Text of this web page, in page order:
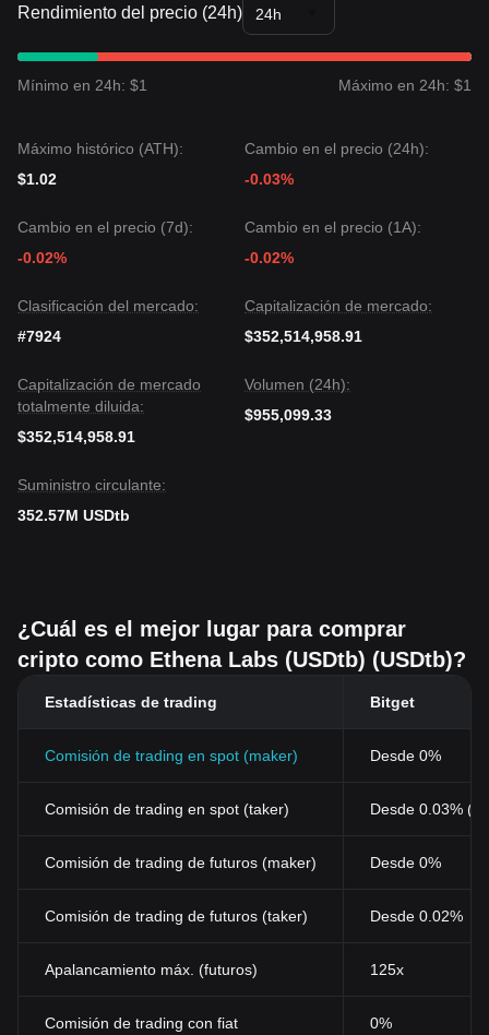
Rendimiento del precio (24h) 24h
Mínimo en 24h: $1 Máximo en 24h: $1
Máximo histórico (ATH):
$1.02
Cambio en el precio (24h):
-0.03%
Cambio en el precio (7d):
-0.02%
Cambio en el precio (1A):
-0.02%
Clasificación del mercado:
#7924
Capitalización de mercado:
$352,514,958.91
Capitalización de mercado
totalmente diluida:
$352,514,958.91
Volumen (24h):
$955,099.33
Suministro circulante:
352.57M USDtb
¿Cuál es el mejor lugar para comprar
cripto como Ethena Labs (USDtb) (USDtb)?
Estadísticas de trading Bitget
Comisión de trading en spot (maker) Desde 0%
Comisión de trading en spot (taker) Desde 0.03%
Comisión de trading de futuros (maker) Desde 0%
Comisión de trading de futuros (taker) Desde 0.02%
Apalancamiento máx. (futuros) 125x
Comisión de trading con fiat 0%